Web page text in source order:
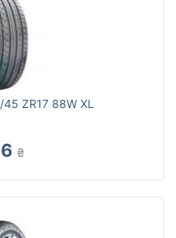
ZR17 88W XL
₴